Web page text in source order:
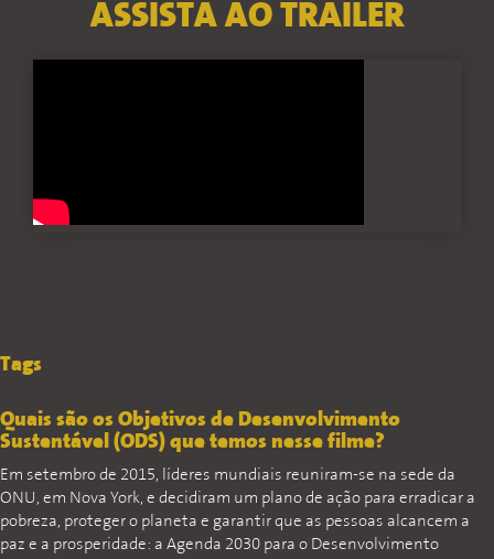
ASSISTA AO TRAILER
Tags
Quais são os Objetivos de Desenvolvimento
Sustentável (ODS) que temos nesse filme?
Em setembro de 2015, líderes mundiais reuniram-se na sede da
ONU, em Nova York, e decidiram um plano de ação para erradicar a
pobreza, proteger o planeta e garantir que as pessoas alcancem a
paz e a prosperidade: a Agenda 2030 para o Desenvolvimento